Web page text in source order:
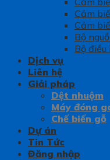
Cảm
Cảm
Bộ
Bộ
Dịch vụ
Liên hệ
Giải pháp
Dệt nhuộm
Máy đóng
Chế biến gỗ
Dự án
Tin Tức
Đăng nhập